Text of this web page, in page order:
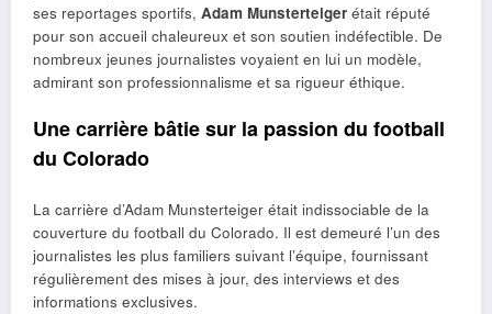
ses reportages sportifs, Adam Munsterteiger était réputé
pour son accueil chaleureux et son soutien indéfectible. De
nombreux jeunes journalistes voyaient en lui un modèle,
admirant son professionnalisme et sa rigueur éthique.
Une carrière bâtie sur la passion du football
du Colorado
La carrière d’Adam Munsterteiger était indissociable de la
couverture du football du Colorado. Il est demeuré l’un des
journalistes les plus familiers suivant l’équipe, fournissant
régulièrement des mises à jour, des interviews et des
informations exclusives.